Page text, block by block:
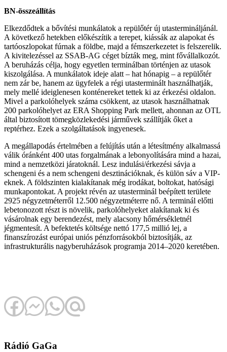
BN-összeállítás
Elkezdődtek a bővítési munkálatok a repülőtér új utastermináljánál.
A következő hetekben előkészítik a terepet, kiássák az alapokat és
tartóoszlopokat fúrnak a földbe, majd a fémszerkezetet is felszerelik.
A kivitelezéssel az SSAB-AG céget bízták meg, mint fővállalkozót.
A beruházás célja, hogy egyetlen terminálban történjen az utasok
kiszolgálása. A munkálatok ideje alatt – hat hónapig – a repülőtér
nem zár be, hanem az ügyfelek a régi utasterminált használhatják,
mely mellé ideiglenesen konténereket tettek ki az érkezési oldalon.
Mivel a parkolóhelyek száma csökkent, az utasok használhatnak
200 parkolóhelyet az ERA Shopping Park mellett, ahonnan az OTL
által biztosított tömegközlekedési járművek szállítják őket a
reptérhez. Ezek a szolgáltatások ingyenesek.
A megállapodás értelmében a felújítás után a létesítmény alkalmassá
válik óránként 400 utas forgalmának a lebonyolítására mind a hazai,
mind a nemzetközi járatoknál. Lesz indulási/érkezési sávja a
schengeni és a nem schengeni desztinációknak, és külön sáv a VIP-
eknek. A földszinten kialakítanak még irodákat, boltokat, hatósági
munkapontokat. A projekt révén az utasterminál beépített területe
2925 négyzetméterről 12.500 négyzetméterre nő. A terminál előtti
lebetonozott részt is növelik, parkolóhelyeket alakítanak ki és
vásárolnak egy berendezést, mely alacsony hőmérsékletnél
jégmentesít. A befektetés költsége nettó 177,5 millió lej, a
finanszírozást európai uniós pénzforrásokból biztosítják, az
infrastrukturális nagyberuházások programja 2014–2020 keretében.
Rádió GaGa